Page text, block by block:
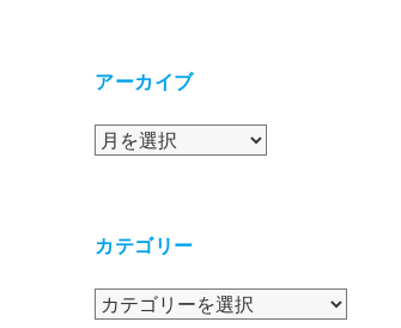
アーカイブ
ア
ブ
カテゴリー
カ